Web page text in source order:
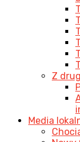
Z
Media